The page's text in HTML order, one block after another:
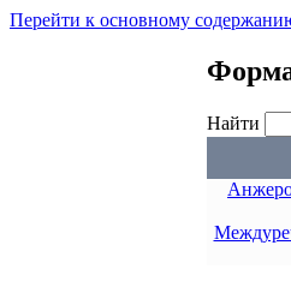
Перейти к основному
Найти